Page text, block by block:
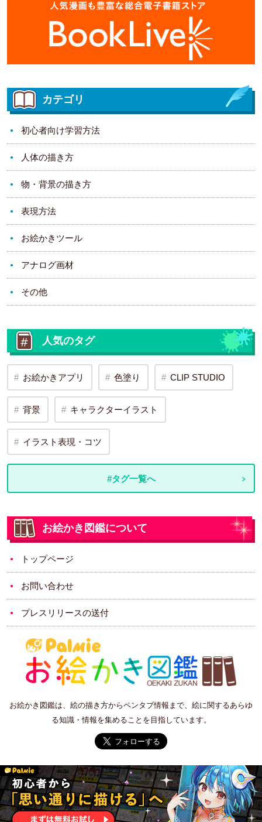
カテゴリ
初心者向け学習方法
人体の描き方
物・背景の描き方
表現方法
お絵かきツール
アナログ画材
その他
人気のタグ
お絵かきアプリ 色塗り CLIP STUDIO
背景 キャラクターイラスト
イラスト表現・コツ
#タグ一覧へ
お絵かき図鑑について
トップページ
お問い合わせ
プレスリリースの送付
お絵かき図鑑は、絵の描き方からペンタブ情報まで、絵に関するあらゆ
る知識・情報を集めることを目指しています。